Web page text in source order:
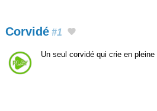
Corvidé #1
Un seul corvidé qui crie en